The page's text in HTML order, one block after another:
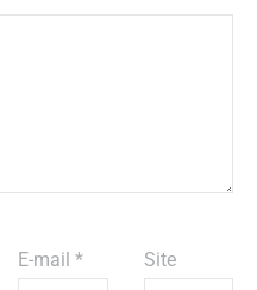
E-mail * Site